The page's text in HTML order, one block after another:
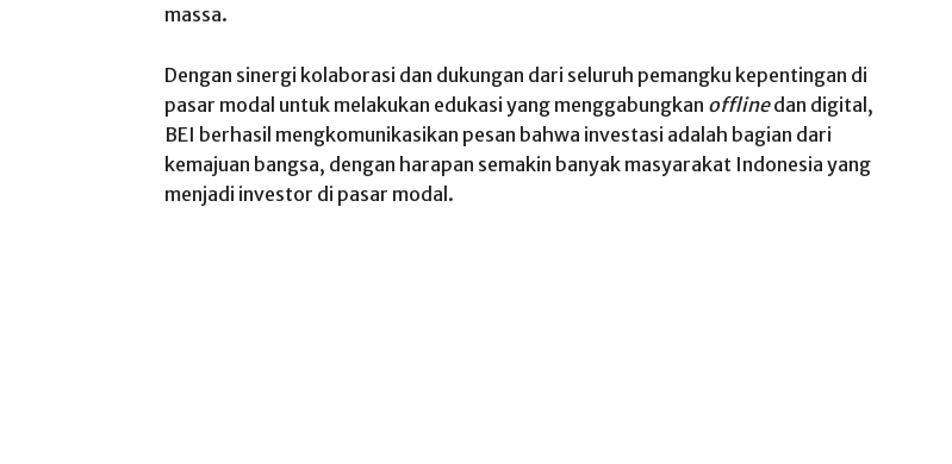
massa.
Dengan sinergi kolaborasi dan dukungan dari seluruh pemangku kepentingan di
pasar modal untuk melakukan edukasi yang menggabungkan offlinedan digital,
BEI berhasil mengkomunikasikan pesan bahwa investasi adalah bagian dari
kemajuan bangsa, dengan harapan semakin banyak masyarakat Indonesia yang
menjadi investor di pasar modal.